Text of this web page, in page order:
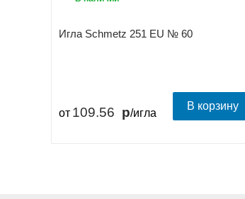
Игла Schmetz 251 EU № 60
от 109.56 /игла
В корзину